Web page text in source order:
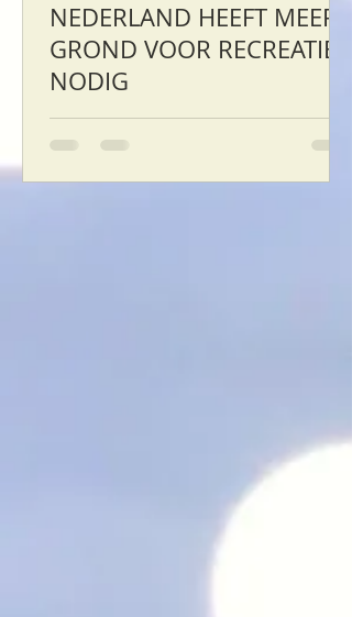
NEDERLAND HEEFT MEER
GROND VOOR RECREATIE
NODIG